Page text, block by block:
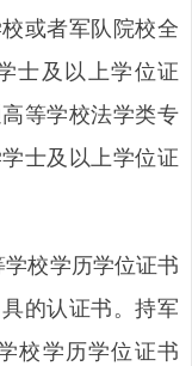
或者军队院校全
士及以上学位证
等学校法学类专
士及以上学位证
校学历学位证书
的认证书。持军
校学历学位证书